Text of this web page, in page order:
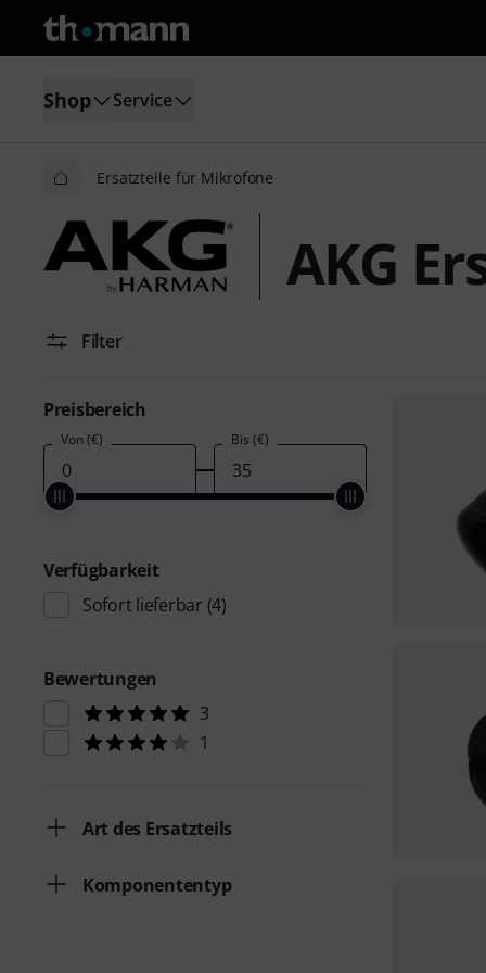
Shop Service
Ersatzteile für Mikrofone
AKG
Filter
Preisbereich
Von (€) Bis (€)
Verfügbarkeit
Sofort lieferbar (4)
Bewertungen
3
1
Art des Ersatzteils
Komponententyp